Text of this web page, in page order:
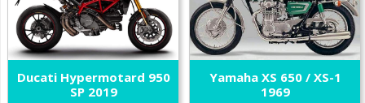
Ducati Hypermotard 950
SP 2019
Yamaha XS 650 / XS-1
1969